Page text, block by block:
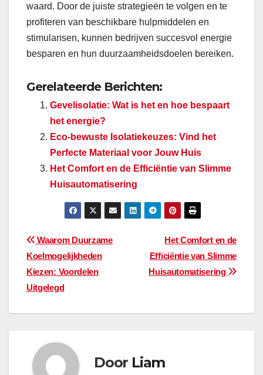
waard. Door de juiste strategieën te volgen en te
profiteren van beschikbare hulpmiddelen en
stimulansen, kunnen bedrijven succesvol energie
besparen en hun duurzaamheidsdoelen bereiken.
Gerelateerde Berichten:
Gevelisolatie: Wat is het en hoe bespaart
het energie?
Eco-bewuste Isolatiekeuzes: Vind het
Perfecte Materiaal voor Jouw Huis
Het Comfort en de Efficiëntie van Slimme
Huisautomatisering
Bericht
navigatie
Het Comfort en de
Efficiëntie van Slimme
Huisautomatisering
Waarom Duurzame
Koelmogelijkheden
Kiezen: Voordelen
Uitgelegd
Door Liam